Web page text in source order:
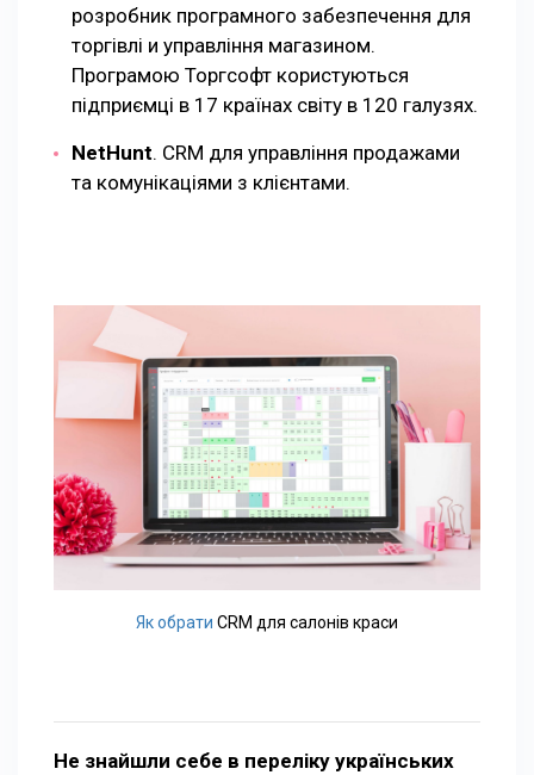
розробник програмного забезпечення для
торгівлі и управління магазином.
Програмою Торгсофт користуються
підприємці в 17 країнах світу в 120 галузях.
NetHunt. CRM для управління продажами
та комунікаціями з клієнтами.
Як обрати CRM для салонів краси
Не знайшли себе в переліку українських